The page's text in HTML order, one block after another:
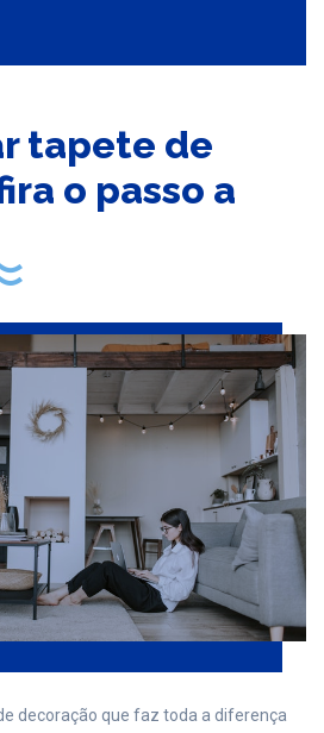
tapete de
o passo a
decoração que faz toda a diferença